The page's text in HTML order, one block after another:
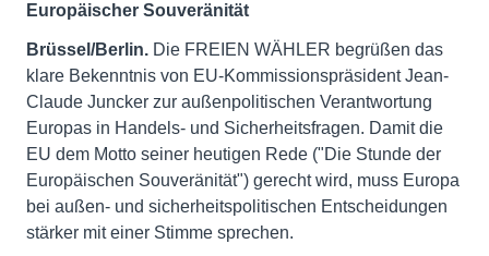
Europäischer Souveränität
Brüssel/Berlin. Die FREIEN WÄHLER begrüßen das
klare Bekenntnis von EU-Kommissionspräsident Jean-
Claude Juncker zur außenpolitischen Verantwortung
Europas in Handels- und Sicherheitsfragen. Damit die
EU dem Motto seiner heutigen Rede ("Die Stunde der
Europäischen Souveränität") gerecht wird, muss Europa
bei außen- und sicherheitspolitischen Entscheidungen
stärker mit einer Stimme sprechen.